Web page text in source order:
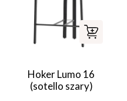
Hoker Lumo 16
(sotello szary)